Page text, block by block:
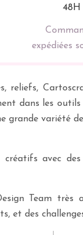
expédiées
reliefs,
dans les
variété
avec
Team très
et des